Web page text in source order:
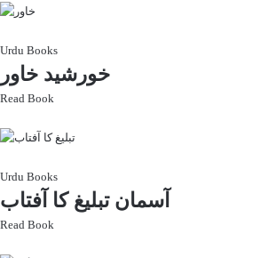
Urdu Books
خورشید خاور
Read Book
Urdu Books
آسمان تبلیغ کا آفتاب
Read Book